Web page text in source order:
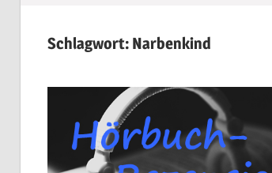
Schlagwort: Narbenkind